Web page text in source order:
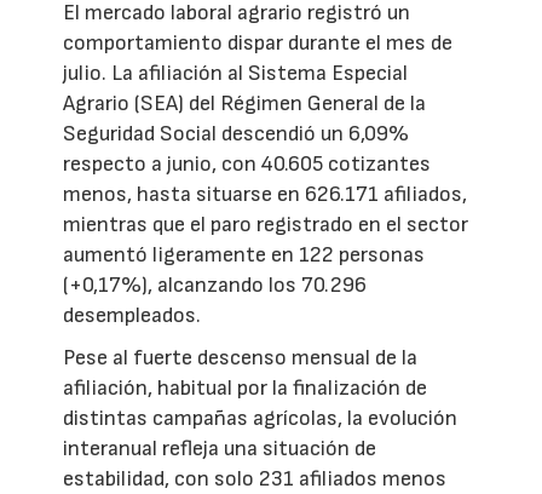
El mercado laboral agrario registró un
comportamiento dispar durante el mes de
julio. La afiliación al Sistema Especial
Agrario (SEA) del Régimen General de la
Seguridad Social descendió un 6,09%
respecto a junio, con 40.605 cotizantes
menos, hasta situarse en 626.171 afiliados,
mientras que el paro registrado en el sector
aumentó ligeramente en 122 personas
(+0,17%), alcanzando los 70.296
desempleados.
Pese al fuerte descenso mensual de la
afiliación, habitual por la finalización de
distintas campañas agrícolas, la evolución
interanual refleja una situación de
estabilidad, con solo 231 afiliados menos